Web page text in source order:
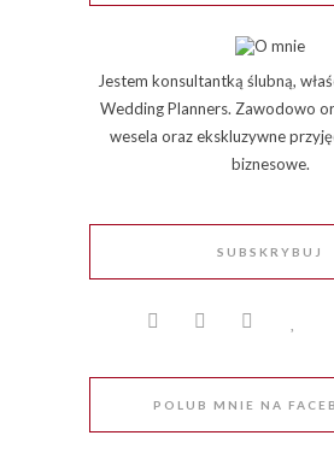
Jestem konsultantką ślubną,
Wedding Planners. Zawodowo
wesela oraz ekskluzywne
biznesowe.
SUBSKRYBUJ
POLUB MNIE NA